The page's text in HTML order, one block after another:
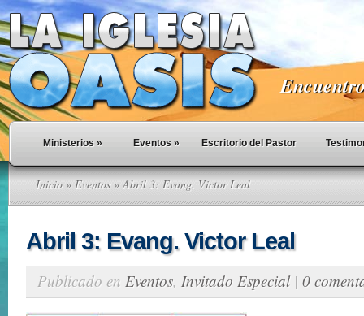
Ministerios » Eventos » Escritorio del Pastor
Inicio » Eventos» Abril 3: Evang. Victor Leal
Abril 3: Evang. Victor Leal
Publicado en Eventos, Invitado Especial| 0